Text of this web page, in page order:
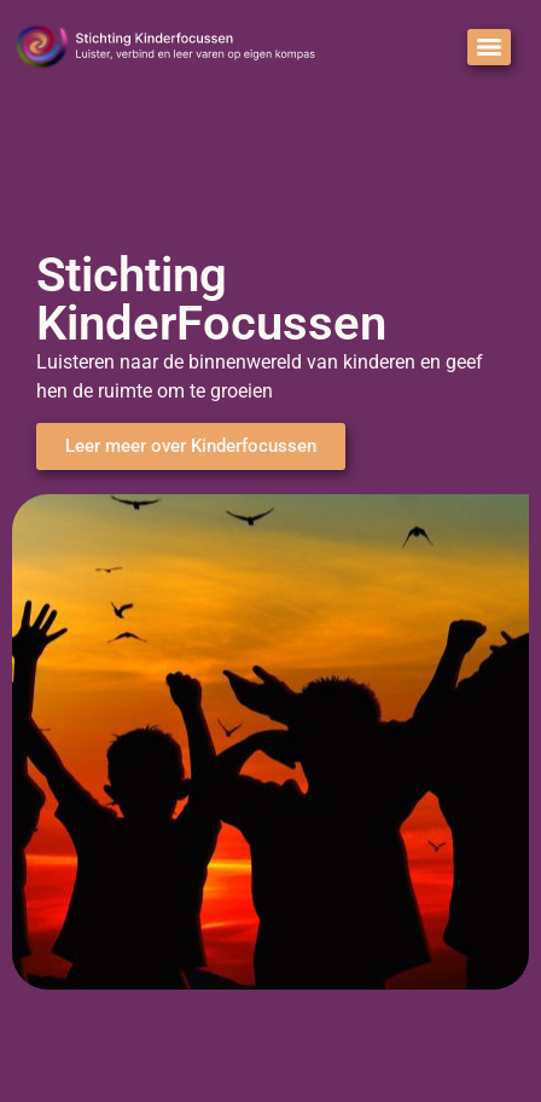
Stichting
KinderFocussen
Luisteren naar de binnenwereld van kinderen en geef
hen de ruimte om te groeien
Leer meer over Kinderfocussen